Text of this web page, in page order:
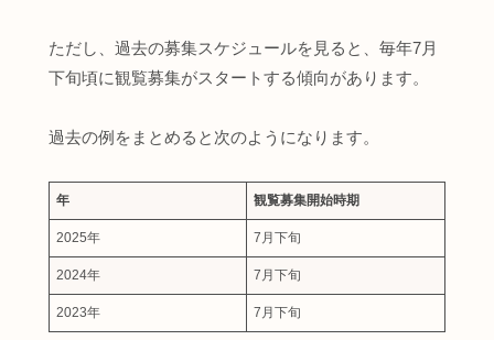
ただし、過去の募集スケジュールを見ると、毎年7月
下旬頃に観覧募集がスタートする傾向があります。
過去の例をまとめると次のようになります。
年 観覧募集開始時期
2025年 7月下旬
2024年 7月下旬
2023年 7月下旬